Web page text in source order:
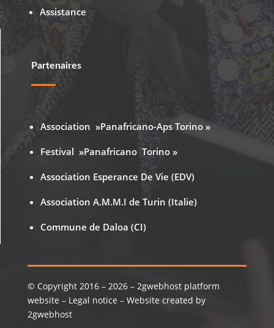
Assistance
Partenaires
Association »Panafricano-Aps Torino »
Festival »Panafricano Torino »
Association Esperance De Vie (EDV)
Association A.M.M.I de Turin (Italie)
Commune de Daloa (CI)
© Copyright 2016 – 2026 – 2gwebhost platform
website – Legal notice – Website created by
2gwebhost